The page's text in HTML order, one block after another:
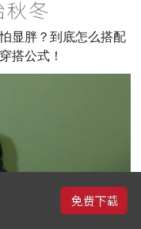
显胖？到底怎么搭配
搭公式！